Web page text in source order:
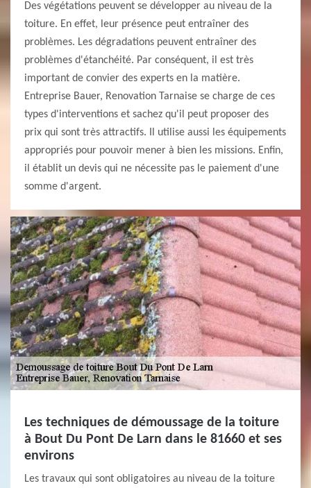
Des végétations peuvent se développer au niveau de la
toiture. En effet, leur présence peut entraîner des
problèmes. Les dégradations peuvent entraîner des
problèmes d'étanchéité. Par conséquent, il est très
important de convier des experts en la matière.
Entreprise Bauer, Renovation Tarnaise se charge de ces
types d'interventions et sachez qu'il peut proposer des
prix qui sont très attractifs. Il utilise aussi les équipements
appropriés pour pouvoir mener à bien les missions. Enfin,
il établit un devis qui ne nécessite pas le paiement d'une
somme d'argent.
Les techniques de démoussage de la toiture
à Bout Du Pont De Larn dans le 81660 et ses
environs
Les travaux qui sont obligatoires au niveau de la toiture